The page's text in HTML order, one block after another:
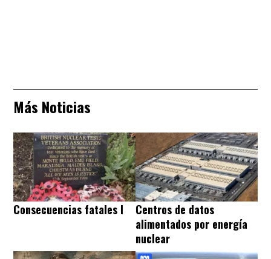
Más Noticias
Consecuencias fatales I
Centros de datos
alimentados por energía
nuclear